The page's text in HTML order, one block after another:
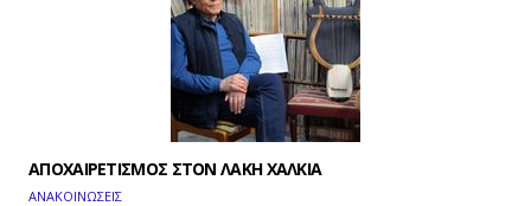
ΑΠΟΧΑΙΡΕΤΙΣΜΟΣ ΣΤΟΝ ΛΑΚΗ ΧΑΛΚΙΑ
ΑΝΑΚΟΙΝΩΣΕΙΣ